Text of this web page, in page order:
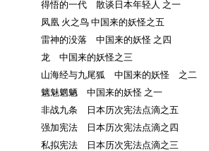
得悟的一代 散谈日本年轻人 之一
凤凰 火之鸟 中国来的妖怪之五
雷神的没落 中国来的妖怪 之四
龙 中国来的妖怪之三
山海经与九尾狐 中国来的妖怪 之二
魑魅魍魉 中国来的妖怪 之一
非战九条 日本历次宪法点滴之五
强加宪法 日本历次宪法点滴之四
私拟宪法 日本历次宪法点滴之三